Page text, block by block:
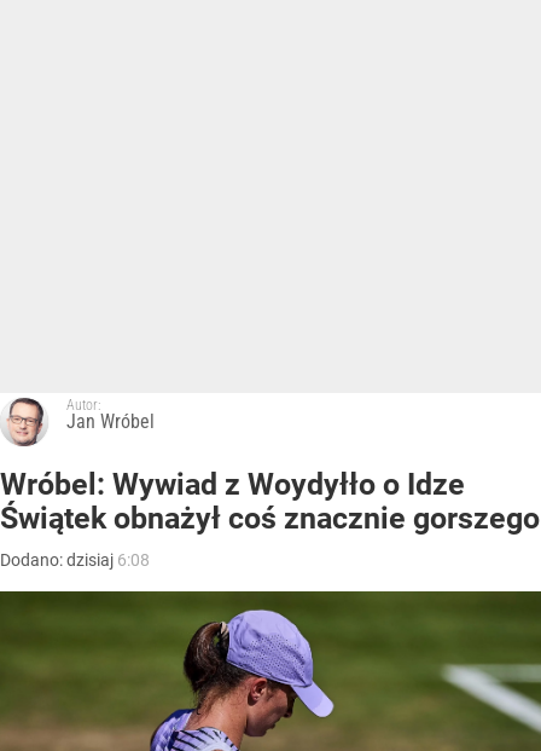
Autor:
Jan Wróbel
Wróbel: Wywiad z Woydyłło o Idze
Świątek obnażył coś znacznie gorszego
Dodano:dzisiaj 6:08